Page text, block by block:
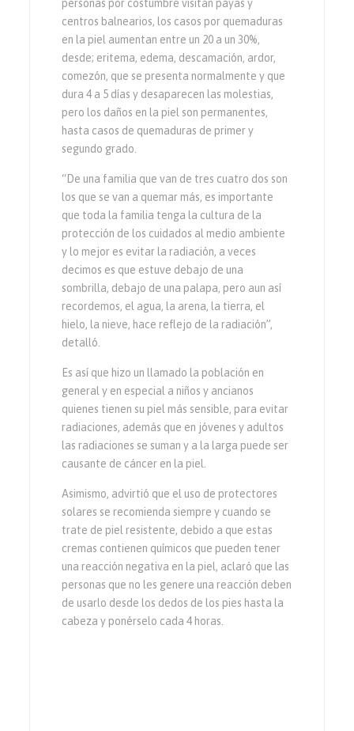
personas por costumbre visitan payas y
centros balnearios, los casos por quemaduras
en la piel aumentan entre un 20 a un 30%,
desde; eritema, edema, descamación, ardor,
comezón, que se presenta normalmente y que
dura 4 a 5 días y desaparecen las molestias,
pero los daños en la piel son permanentes,
hasta casos de quemaduras de primer y
segundo grado.
“De una familia que van de tres cuatro dos son
los que se van a quemar más, es importante
que toda la familia tenga la cultura de la
protección de los cuidados al medio ambiente
y lo mejor es evitar la radiación, a veces
decimos es que estuve debajo de una
sombrilla, debajo de una palapa, pero aun así
recordemos, el agua, la arena, la tierra, el
hielo, la nieve, hace reflejo de la radiación”,
detalló.
Es así que hizo un llamado la población en
general y en especial a niños y ancianos
quienes tienen su piel más sensible, para evitar
radiaciones, además que en jóvenes y adultos
las radiaciones se suman y a la larga puede ser
causante de cáncer en la piel.
Asimismo, advirtió que el uso de protectores
solares se recomienda siempre y cuando se
trate de piel resistente, debido a que estas
cremas contienen químicos que pueden tener
una reacción negativa en la piel, aclaró que las
personas que no les genere una reacción deben
de usarlo desde los dedos de los pies hasta la
cabeza y ponérselo cada 4 horas.